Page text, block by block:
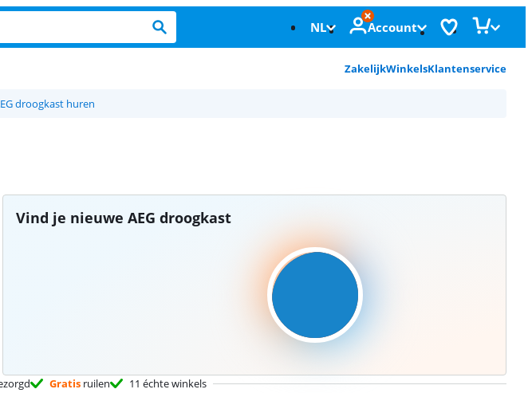
NL Account
ZakelijkWinkelsKlantenservice
droogkast huren
Vind je nieuwe AEG droogkast
Gratis ruilen 11 échte winkels